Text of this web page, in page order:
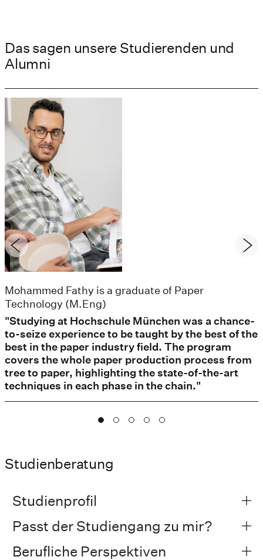
Das sagen unsere Studierenden und
Alumni
Mohammed Fathy is a graduate of Paper
Technology (M.Eng)
"Studying at Hochschule München was a chance-
to-seize experience to be taught by the best of the
best in the paper industry field. The program
covers the whole paper production process from
tree to paper, highlighting the state-of-the-art
techniques in each phase in the chain."
Studienberatung
Studienprofil
Passt der Studiengang zu mir?
Berufliche Perspektiven